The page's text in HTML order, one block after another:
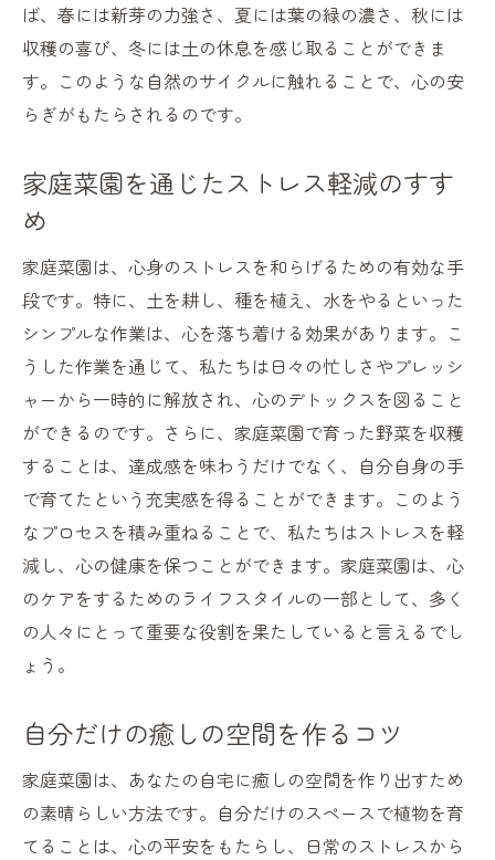
ベランダに最適なプランターの選び方
狭いスペースで効率的に野菜を育てる
家庭菜園で使いたい省スペースのアイデア
ベランダを彩る家庭菜園のデザイン
高さを利用した縦型家庭菜園のすすめ
家庭菜園を通じた共同作業の楽しさ
家族で楽しむ家庭菜園イベント
収穫を共有して家族の絆を深める
家庭菜園がもたらすコミュニケーションの
場
家庭菜園での新しい出会いと交流
友人を招いての家庭菜園パーティー
未来を育てる家庭菜園で健康的なライフスタイ
ルを実現しよう
家庭菜園で手に入れる安全で新鮮な野菜
健康を育む家庭菜園のライフスタイル
家庭菜園で栄養価の高い食生活を
家庭菜園がもたらす心と体の健康効果
ば、春には新芽の力強さ、夏には葉の緑の濃さ、秋には
収穫の喜び、冬には土の休息を感じ取ることができま
す。このような自然のサイクルに触れることで、心の安
らぎがもたらされるのです。
家庭菜園を通じたストレス軽減のすす
め
家庭菜園は、心身のストレスを和らげるための有効な手
段です。特に、土を耕し、種を植え、水をやるといった
シンプルな作業は、心を落ち着ける効果があります。こ
うした作業を通じて、私たちは日々の忙しさやプレッシ
ャーから一時的に解放され、心のデトックスを図ること
ができるのです。さらに、家庭菜園で育った野菜を収穫
することは、達成感を味わうだけでなく、自分自身の手
で育てたという充実感を得ることができます。このよう
なプロセスを積み重ねることで、私たちはストレスを軽
減し、心の健康を保つことができます。家庭菜園は、心
のケアをするためのライフスタイルの一部として、多く
の人々にとって重要な役割を果たしていると言えるでし
ょう。
自分だけの癒しの空間を作るコツ
家庭菜園は、あなたの自宅に癒しの空間を作り出すため
の素晴らしい方法です。自分だけのスペースで植物を育
てることは、心の平安をもたらし、日常のストレスから